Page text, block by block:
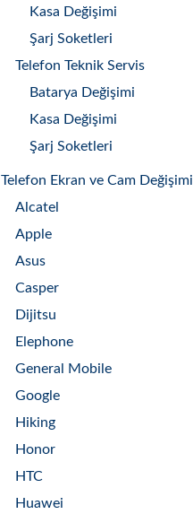
Kasa Değişimi
Şarj Soketleri
Telefon Teknik Servis
Batarya Değişimi
Kasa Değişimi
Şarj Soketleri
Telefon Ekran ve Cam Değişimi
Alcatel
Apple
Asus
Casper
Dijitsu
Elephone
General Mobile
Google
Hiking
Honor
HTC
Huawei